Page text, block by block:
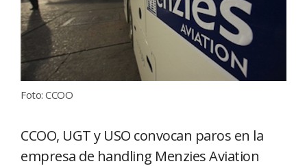
Foto: CCOO
CCOO, UGT y USO convocan paros en la
empresa de handling Menzies Aviation